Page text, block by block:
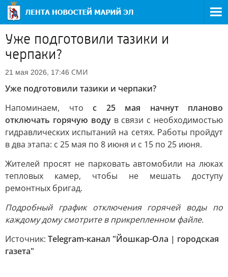
Уже подготовили тазики и
черпаки?
21 мая 2026, 17:46 СМИ
Уже подготовили тазики и черпаки?
Напоминаем, что с 25 мая начнут планово
отключать горячую водув связи с необходимостью
гидравлических испытаний на сетях. Работы пройдут
в два этапа: с 25 мая по 8 июня и с 15 по 25 июня.
Жителей просят не парковать автомобили на люках
тепловых камер, чтобы не мешать доступу
ремонтных бригад.
Подробный график отключения горячей воды по
каждому дому смотрите в прикрепленном файле.
Источник: Telegram-канал "Йошкар-Ола | городская
газета"